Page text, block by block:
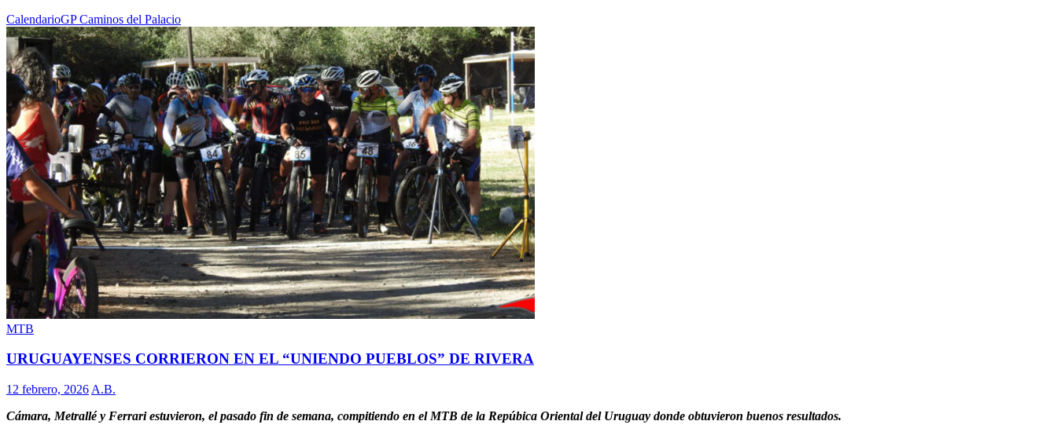
CalendarioGP Caminos del Palacio
MTB
URUGUAYENSES CORRIERON EN EL “UNIENDO PUEBLOS” DE RIVERA
12 febrero, 2026 A.B.
Cámara, Metrallé y Ferrari estuvieron, el pasado fin de semana, compitiendo en el MTB de la Repúbica Oriental del Uruguay donde obtuvieron buenos resultados.